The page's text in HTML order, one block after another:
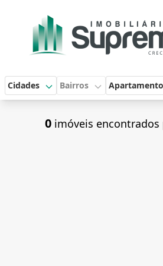
Cidades Bairros
0 imóveis encontrados